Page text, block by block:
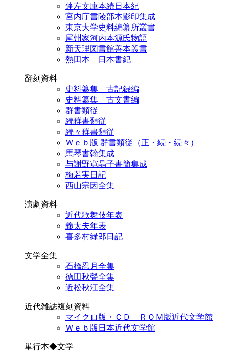
蓬左文庫本続日本紀
宮内庁書陵部本影印集成
東京大学史料編纂所叢書
尾州家河内本源氏物語
新天理図書館善本叢書
熱田本 日本書紀
翻刻資料
史料纂集 古記録編
史料纂集 古文書編
群書類従
続群書類従
続々群書類従
Ｗｅｂ版 群書類従（正・続・続々）
馬琴書翰集成
与謝野寛晶子書簡集成
梅若実日記
西山宗因全集
演劇資料
近代歌舞伎年表
義太夫年表
喜多村緑郎日記
文学全集
石橋忍月全集
徳田秋聲全集
近松秋江全集
近代雑誌複刻資料
マイクロ版・ＣＤ―ＲＯＭ版近代文学館
Ｗｅｂ版日本近代文学館
単行本◆文学